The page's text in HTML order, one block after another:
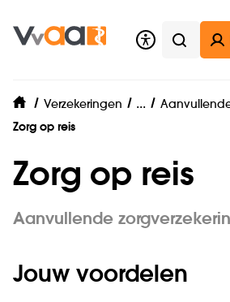
home
Verzekeringen ...
Zorg op reis
Zorg op reis
Aanvullende
Jouw voordelen